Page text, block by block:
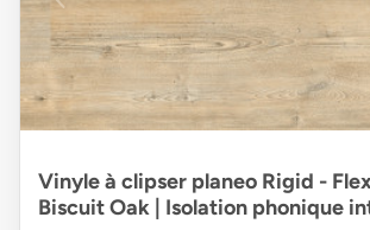
Vinyle à clipser planeo Rigid -
Biscuit Oak | Isolation phonique